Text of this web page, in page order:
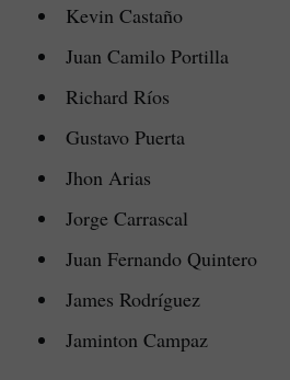
Kevin Castaño
Juan Camilo Portilla
Richard Ríos
Gustavo Puerta
Jhon Arias
Jorge Carrascal
Juan Fernando Quintero
James Rodríguez
Jaminton Campaz